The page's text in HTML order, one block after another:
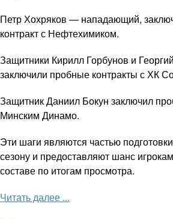
Петр Хохряков — нападающий,
контракт с Нефтехимиком.
Защитники Кирилл Горбунов и
заключили пробные контракты с ХК
Защитник Даниил Бокун заключил
Минским Динамо.
Эти шаги являются частью
сезону и предоставляют шанс
составе по итогам просмотра.
Читать далее ...